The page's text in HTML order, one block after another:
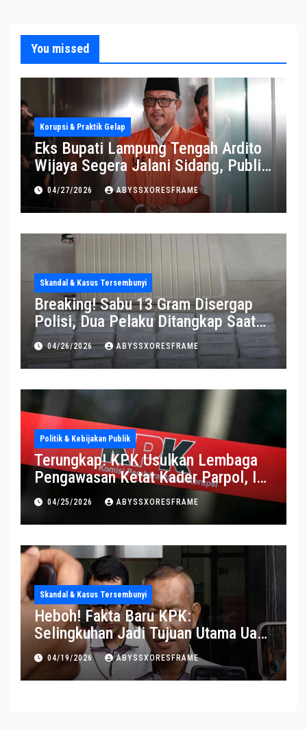
You missed
Korupsi & Praktik Gelap
Eks Bupati Lampung Tengah Ardito
Wijaya Segera Jalani Sidang, Publik
Soroti Perkembangannya
04/27/2026 ABYSSXORESFRAME
Skandal & Kasus Tersembunyi
Breaking! Sabu 13 Gram Disergap
Polisi, Dua Pelaku Ditangkap Saat
Operasi Berlangsung Di Tempat
04/26/2026 ABYSSXORESFRAME
Politik & Kebijakan Publik
Terungkap! KPK Usulkan Lembaga
Pengawasan Ketat Kader Parpol, Ini
Alasannya
04/25/2026 ABYSSXORESFRAME
Skandal & Kasus Tersembunyi
Heboh! Fakta Baru KPK:
Selingkuhan Jadi Tujuan Utama Uang
Korupsi
04/19/2026 ABYSSXORESFRAME